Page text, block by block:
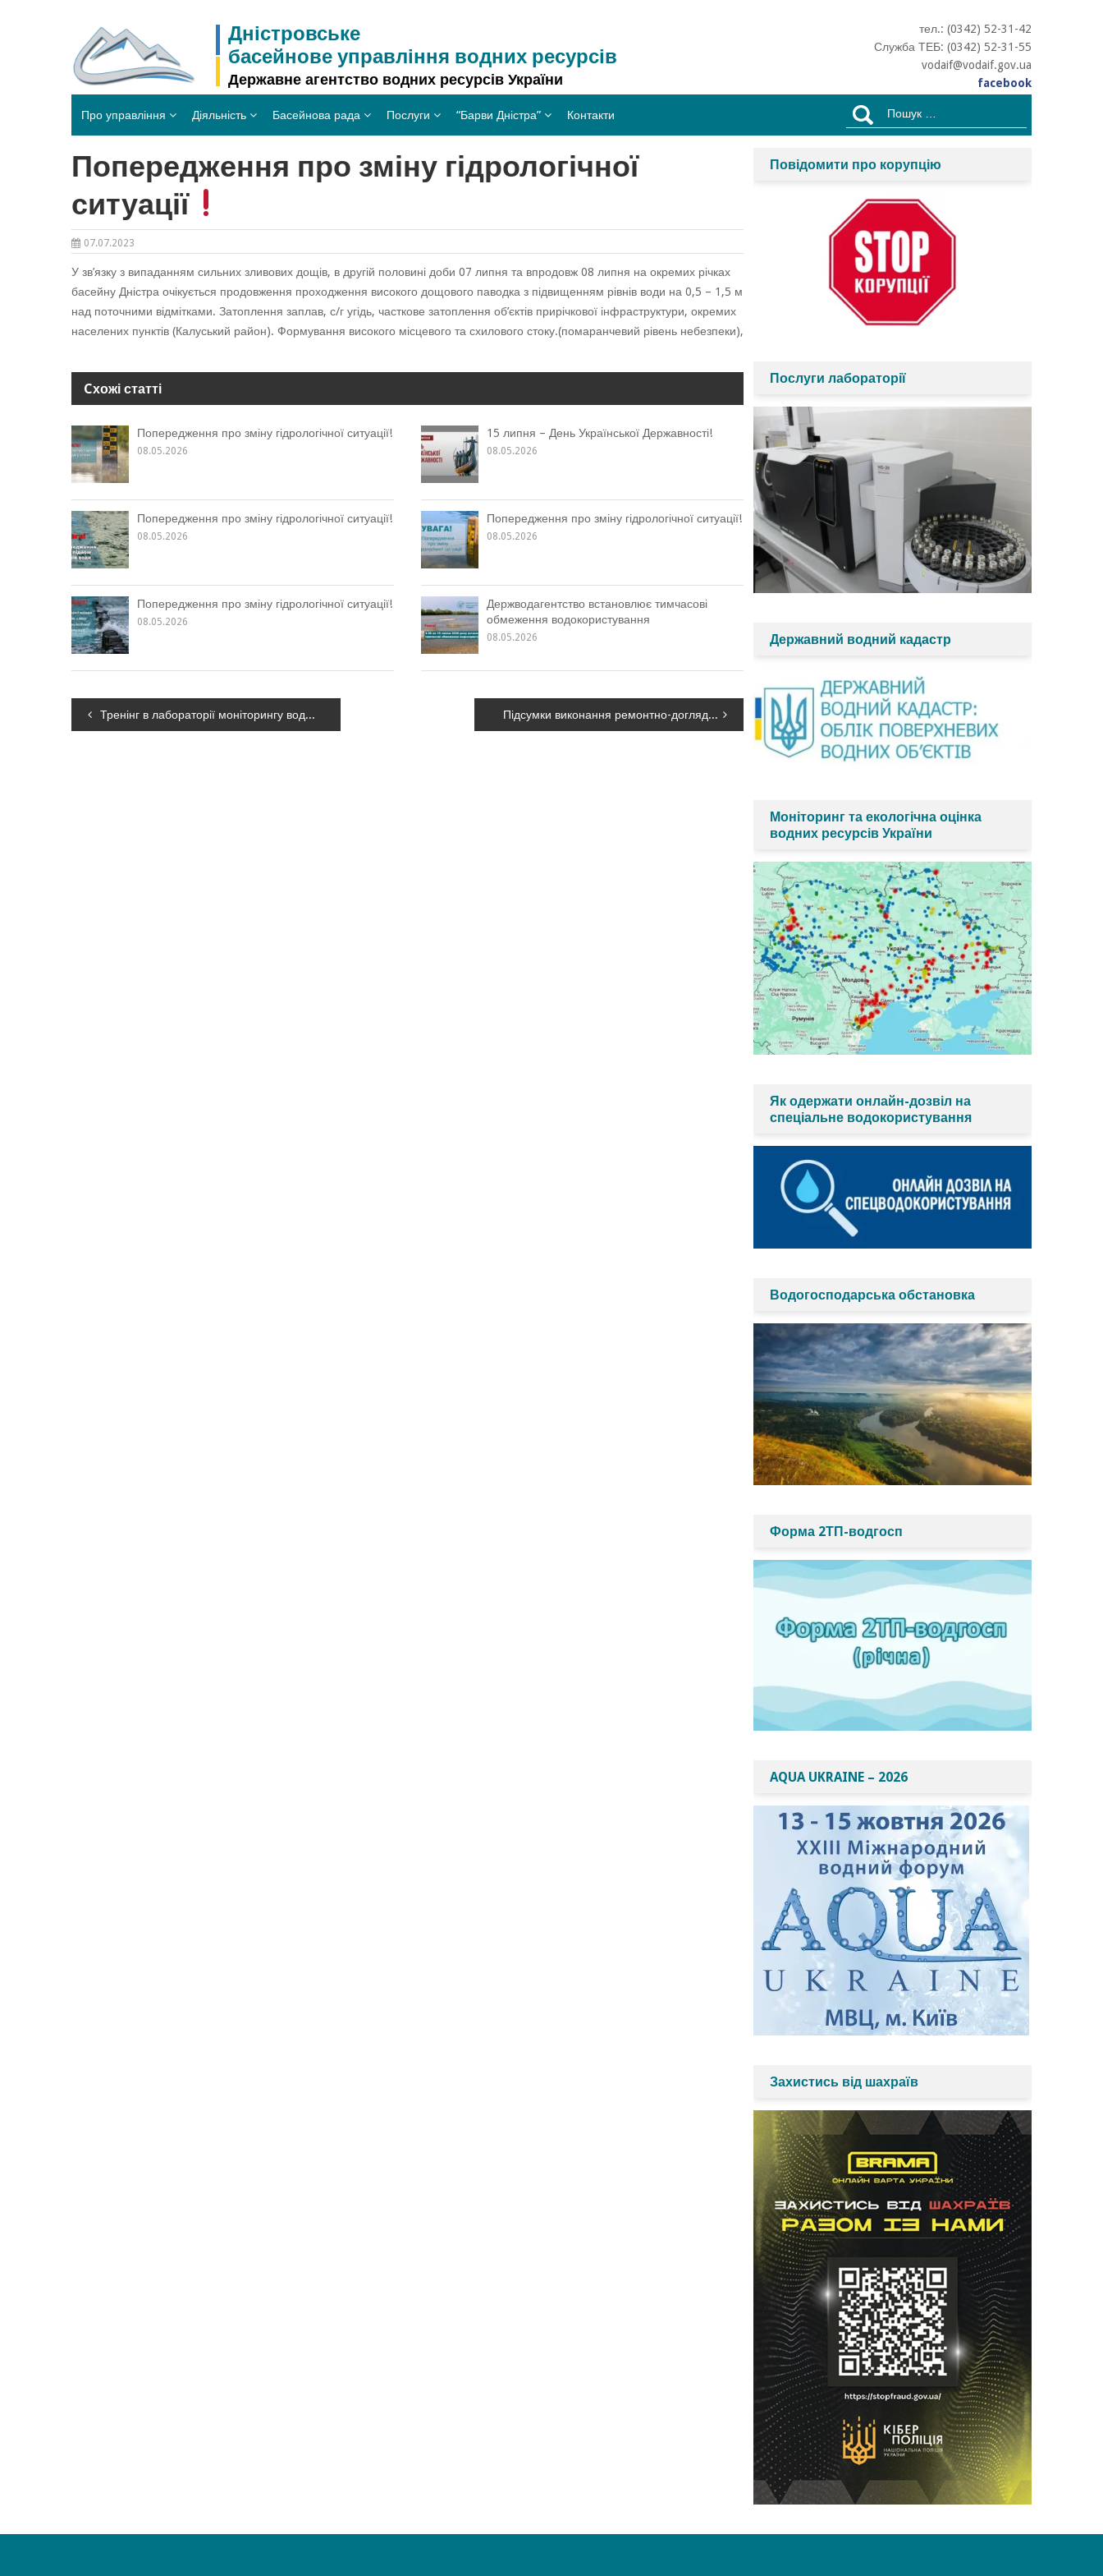
Дністровське
басейнове управління водних ресурсів
Державне агентство водних ресурсів України
тел.: (0342) 52-31-42
Служба ТЕБ: (0342) 52-31-55
vodaif@vodaif.gov.ua
facebook
Про управління Діяльність Басейнова рада Послуги “Барви Дністра” Контакти
Пошук:
Попередження про зміну гідрологічної
ситуації
07.07.2023
У зв’язку з випаданням сильних зливових дощів, в другій половині доби 07 липня та впродовж 08 липня на окремих річках
басейну Дністра очікується продовження проходження високого дощового паводка з підвищенням рівнів води на 0,5 – 1,5 м
над поточними відмітками. Затоплення заплав, с/г угідь, часткове затоплення об’єктів прирічкової інфраструктури, окремих
населених пунктів (Калуський район). Формування високого місцевого та схилового стоку.(помаранчевий рівень небезпеки),
Cхожі статті
Попередження про зміну гідрологічної ситуації!
08.05.2026
15 липня – День Української Державності!
08.05.2026
Попередження про зміну гідрологічної ситуації!
08.05.2026
Попередження про зміну гідрологічної ситуації!
08.05.2026
Попередження про зміну гідрологічної ситуації!
08.05.2026
Держводагентство встановлює тимчасові
обмеження водокористування
08.05.2026
Навігація
Тренінг в лабораторії моніторингу вод Західного регіону Підсумки виконання ремонтно-доглядових робіт за перше півріччя 2023 року
Повідомити про корупцію
Послуги лабораторії
Державний водний кадастр
Моніторинг та екологічна оцінка
водних ресурсів України
Як одержати онлайн-дозвіл на
спеціальне водокористування
Водогосподарська обстановка
Форма 2ТП-водгосп
AQUA UKRAINE – 2026
Захистись від шахраїв